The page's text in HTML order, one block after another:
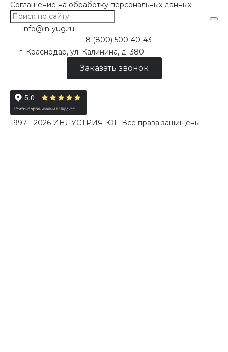
Соглашение на обработку персональных данных
info@in-yug.ru
8 (800) 500-40-43
г. Краснодар, ул. Калинина, д. 380
Заказать звонок
1997 - 2026 ИНДУСТРИЯ-ЮГ. Все права защищены